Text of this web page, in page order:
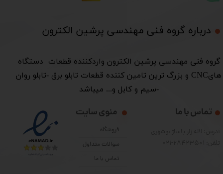
درباره گروه فنی مهندسی پرشین الکترون​​​​​​​
​گروه فنی مهندسی پرشین الکترون واردکننده قطعات دستگاه
هایCNC و بزرگ ترین تامین کننده قطعات تابلو برق -تابلو روان
-سیم و کابل و... میباشد
منوی سایت
فروشگاه
سوالات متداول
تماس با ما
تماس با ما